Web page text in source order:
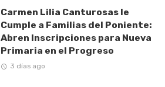
Carmen Lilia Canturosas le
Cumple a Familias del Poniente:
Abren Inscripciones para Nueva
Primaria en el Progreso
3 días ago